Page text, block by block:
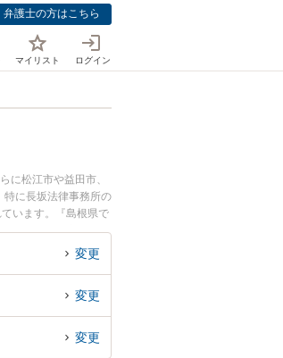
弁護士の方はこちら
マイリスト ログイン
に松江市や益田市、
特に長坂法律事務所の
います。『島根県で
したい』『初回相談
変更
変更
変更